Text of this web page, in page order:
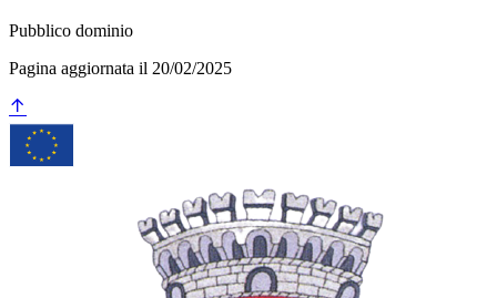
Pubblico dominio
Pagina aggiornata il 20/02/2025